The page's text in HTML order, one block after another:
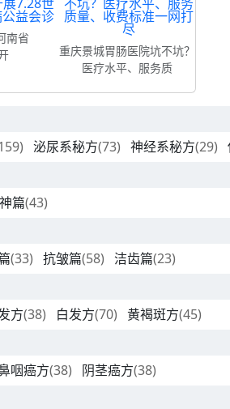
南省
重庆景城胃肠医院坑不坑？
医疗水平、服务质
泌尿系秘方(73) 神经系秘方(29)
篇(43)
(33) 抗皱篇(58) 洁齿篇(23)
方(38) 白发方(70) 黄褐斑方(45)
咽癌方(38) 阴茎癌方(38)